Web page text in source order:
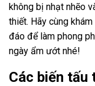
không bị nhạt nhẽo
thiết. Hãy cùng
đáo để làm phong
ngày ẩm ướt nhé!
Các biến tấu